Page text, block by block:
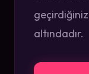
altındadır.